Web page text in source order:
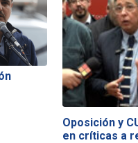
Oposición y
en críticas a